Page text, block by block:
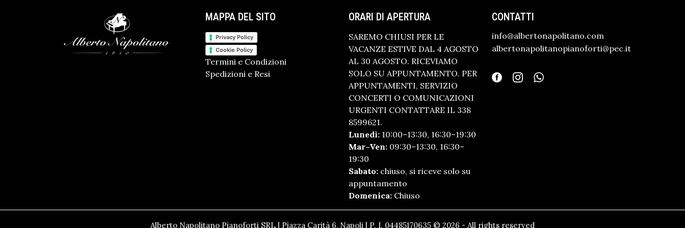
MAPPA DEL SITO
Privacy Policy
Cookie Policy
Termini e Condizioni
Spedizioni e Resi
ORARI DI APERTURA
SAREMO CHIUSI PER LE
VACANZE ESTIVE DAL 4 AGOSTO
AL 30 AGOSTO. RICEVIAMO
SOLO SU APPUNTAMENTO. PER
APPUNTAMENTI, SERVIZIO
CONCERTI O COMUNICAZIONI
URGENTI CONTATTARE IL 338
8599621.
Lunedì: 10:00–13:30, 16:30–19:30
Mar–Ven: 09:30–13:30, 16:30–
19:30
Sabato: chiuso, si riceve solo su
appuntamento
Domenica: Chiuso
CONTATTI
info@albertonapolitano.com
albertonapolitanopianoforti@pec.it
Alberto Napolitano Pianoforti SRL | Piazza Carità 6, Napoli | P. I. 04485170635 © 2026 - All rights reserved